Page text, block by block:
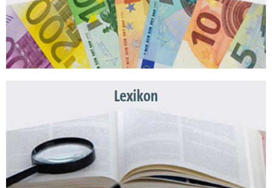
Lexikon